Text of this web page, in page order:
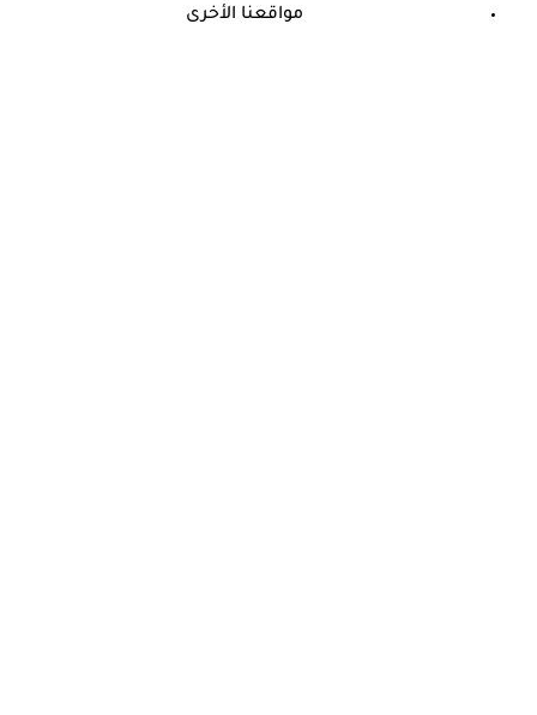
مواقعنا الأخرى